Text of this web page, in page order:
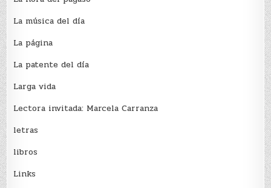
La música del día
La página
La patente del día
Larga vida
Lectora invitada: Marcela Carranza
letras
libros
Links